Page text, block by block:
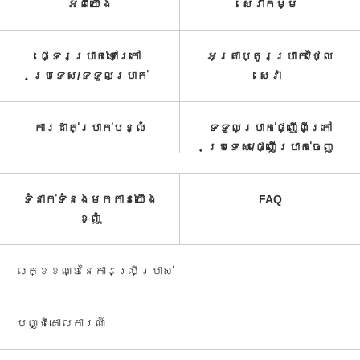
អំពី​យើង សេវាកម្ម​
ផ្ទេរប្រាក់ទៅក្រៅ
ប្រទេស/ទទួល​ប្រាក់​
អត្រាប្តូរប្រាក់/ថ្លៃ
សេវា​
ការដាក់ប្រាក់បន្លំ
ទទួលប្រាក់ផ្ញើពីក្រៅ
ប្រទេស/ផ្ញើប្រាក់ចេញ
ទំនាក់ទំនងមកកាន់យើង
ខ្ញុំ
FAQ
លក្ខខណ្ឌនៃការប្រើប្រាស់
បញ្ជី​គោលការណ៍